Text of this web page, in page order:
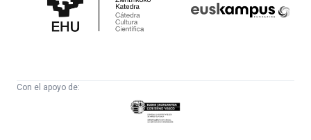
Cultura
Científica
Con el apoyo de:
Eusko
Jaurlaritza